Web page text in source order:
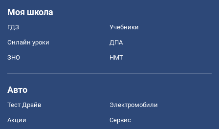
Моя школа
ГДЗ Учебники
Онлайн уроки ДПА
ЗНО НМТ
Авто
Тест Драйв Электромобили
Акции Сервис